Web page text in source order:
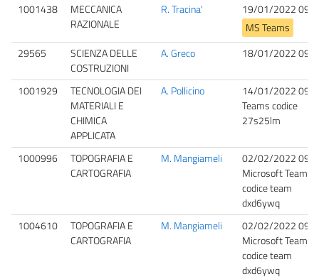
1001438
MECCANICA
RAZIONALE
R. Tracina'
19/01/2022
MS Teams
29565
SCIENZA DELLE
COSTRUZIONI
A. Greco 18/01/2022
1001929
TECNOLOGIA DEI
MATERIALI E
CHIMICA
APPLICATA
A. Pollicino
14/01/2022
Teams codice
27s25lm
1000996
TOPOGRAFIA E
CARTOGRAFIA
M. Mangiameli
02/02/2022
Microsoft Teams,
codice team
dxd6ywq
1004610
TOPOGRAFIA E
CARTOGRAFIA
M. Mangiameli
02/02/2022
Microsoft Teams,
codice team
dxd6ywq